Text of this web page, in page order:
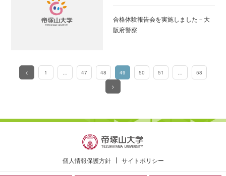
合格体験報告会を実施しました－大
阪府警察
< 1 … 47 48 49
（このページ）
50 51 …
58
>
個人情報保護方針 サイトポリシー